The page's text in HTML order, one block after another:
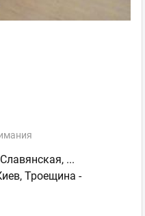
Славянская, ...
Троещина -